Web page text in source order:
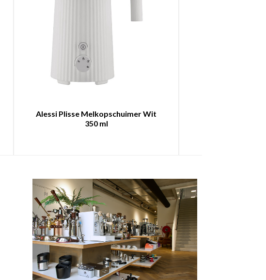
Alessi Plisse Melkopschuimer Wit
350 ml